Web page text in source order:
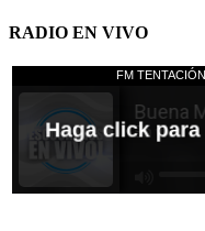
RADIO EN VIVO